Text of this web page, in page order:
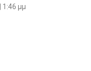
1:46 μμ